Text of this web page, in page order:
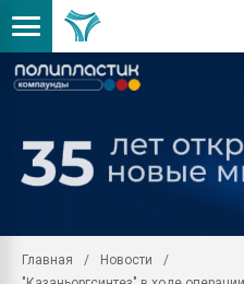
Главная
Новости